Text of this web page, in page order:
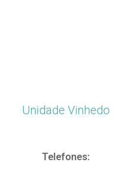
Unidade Vinhedo
Telefones: